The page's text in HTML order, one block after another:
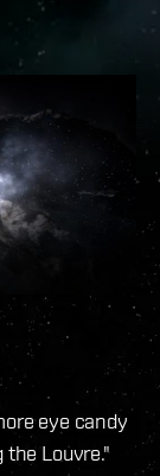
eye candy
Louvre."